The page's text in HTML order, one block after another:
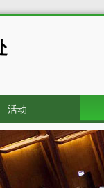
活动